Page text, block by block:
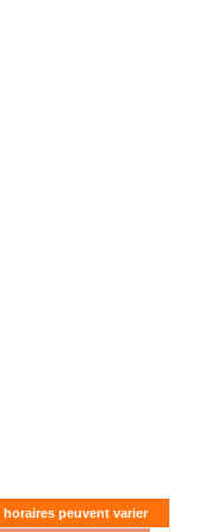
peuvent varier